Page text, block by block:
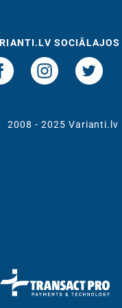
SOCIĀLAJOS
2008 - 2025 Varianti.lv